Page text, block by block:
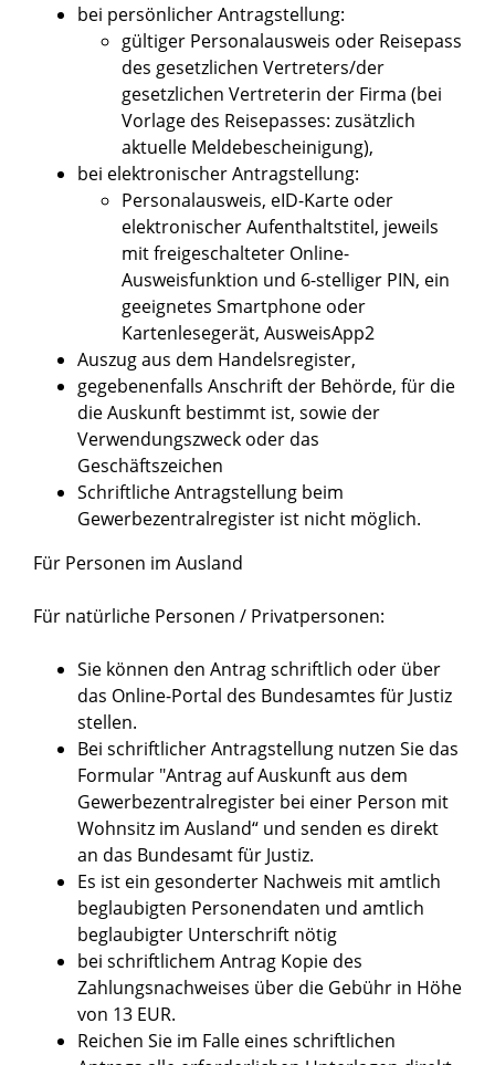
bei persönlicher Antragstellung:
gültiger Personalausweis oder Reisepass
des gesetzlichen Vertreters/der
gesetzlichen Vertreterin der Firma (bei
Vorlage des Reisepasses: zusätzlich
aktuelle Meldebescheinigung),
bei elektronischer Antragstellung:
Personalausweis, eID-Karte oder
elektronischer Aufenthaltstitel, jeweils
mit freigeschalteter Online-
Ausweisfunktion und 6-stelliger PIN, ein
geeignetes Smartphone oder
Kartenlesegerät, AusweisApp2
Auszug aus dem Handelsregister,
gegebenenfalls Anschrift der Behörde, für die
die Auskunft bestimmt ist, sowie der
Verwendungszweck oder das
Geschäftszeichen
Schriftliche Antragstellung beim
Gewerbezentralregister ist nicht möglich.
Für Personen im Ausland
Für natürliche Personen / Privatpersonen:
Sie können den Antragschriftlich oder über
das Online-Portal des Bundesamtes für Justiz
stellen.
Bei schriftlicher Antragstellung nutzen Sie das
Formular "Antrag auf Auskunft aus dem
Gewerbezentralregister bei einer Person mit
Wohnsitz im Ausland“ und senden es direkt
an das Bundesamt für Justiz.
Es ist ein gesonderter Nachweis mit amtlich
beglaubigten Personendaten und amtlich
beglaubigter Unterschrift nötig
bei schriftlichem Antrag Kopie des
Zahlungsnachweises über die Gebühr in Höhe
von 13 EUR.
Reichen Sie im Falle eines schriftlichen